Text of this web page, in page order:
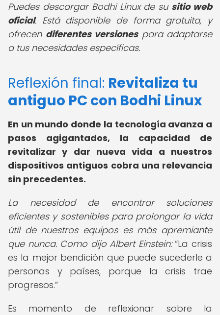
Puedes descargar Bodhi Linux de su sitio web
oficial. Está disponible de forma gratuita, y
ofrecen diferentes versionespara adaptarse
a tus necesidades específicas.
Reflexión final: Revitaliza tu
antiguo PC con Bodhi Linux
En un mundo donde la tecnología avanza a
pasos agigantados, la capacidad de
revitalizar y dar nueva vida a nuestros
dispositivos antiguos cobra una relevancia
sin precedentes.
La necesidad de encontrar soluciones
eficientes y sostenibles para prolongar la vida
útil de nuestros equipos es más apremiante
que nunca. Como dijo Albert Einstein: La crisis
es la mejor bendición que puede sucederle a
personas y países, porque la crisis trae
progresos.
Es momento de reflexionar sobre la